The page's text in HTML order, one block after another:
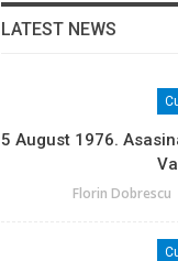
LATEST NEWS
5 August 1976.
Florin Dobrescu